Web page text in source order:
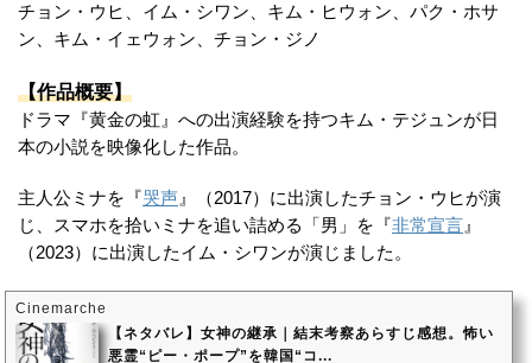
チョン・ウヒ、イム・シワン、キム・ヒウォン、パク・ホサ
ン、キム・イェウォン、チョン・ジノ
【作品概要】
ドラマ『黄金の虹』への出演経験を持つキム・テジュンが日
本の小説を映像化した作品。
主人公ミナを『哭声 』（2017）に出演したチョン・ウヒが演
じ、スマホを拾いミナを追い詰める「男」を『非常宣言 』
（2023）に出演したイム・シワンが演じました。
Cinemarche
【ネタバレ】女神の継承｜結末考察あらすじ感想。怖い
悪霊“ピー・ポープ”を韓国“コ...